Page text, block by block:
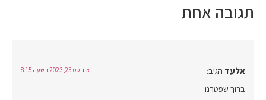
תגובה אחת
אלעד הגיב: אוגוסט 25, 2023 בשעה 8:15
ברוך שפטרנו